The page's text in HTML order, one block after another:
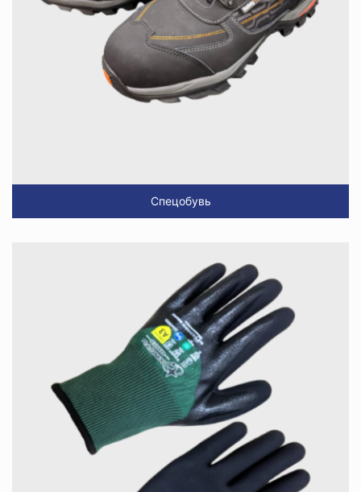
Спецобувь